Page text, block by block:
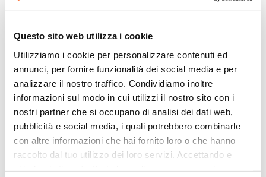
Questo sito web utilizza i cookie
Utilizziamo i cookie per personalizzare contenuti ed
annunci, per fornire funzionalità dei social media e per
analizzare il nostro traffico. Condividiamo inoltre
informazioni sul modo in cui utilizzi il nostro sito con i
nostri partner che si occupano di analisi dei dati web,
pubblicità e social media, i quali potrebbero combinarle
con altre informazioni che hai fornito loro o che hanno
raccolto dal tuo utilizzo dei loro servizi. Accettando e